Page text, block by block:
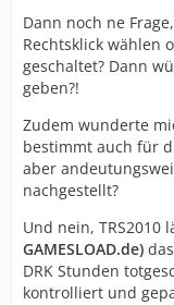
Dann noch ne
Rechtsklick wählen
geschaltet? Dann
geben?!
Zudem wunderte
bestimmt auch für
aber
nachgestellt?
Und nein,
GAMESLOAD.de)
DRK Stunden
kontrolliert und